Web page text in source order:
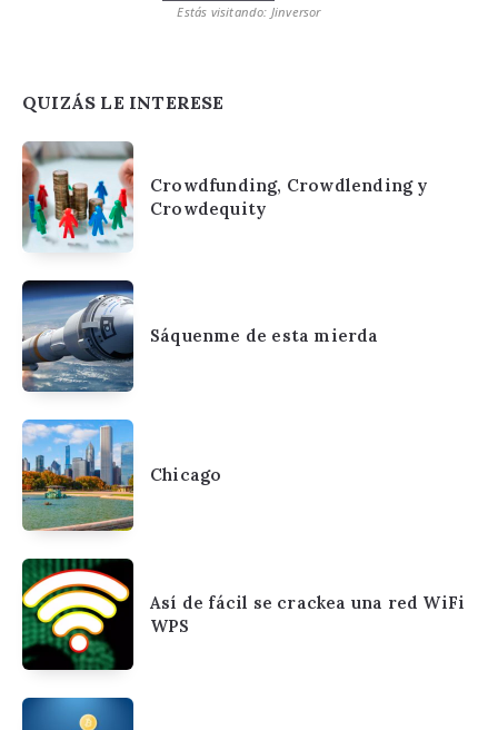
Estás visitando: Jinversor
QUIZÁS LE INTERESE
Crowdfunding, Crowdlending y
Crowdequity
Sáquenme de esta mierda
Chicago
Así de fácil se crackea una red WiFi
WPS